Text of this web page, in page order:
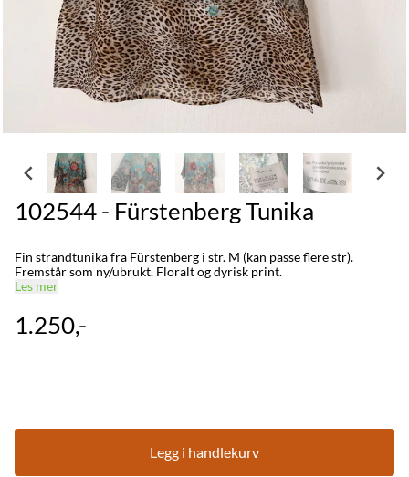
102544 - Fürstenberg Tunika
Fin strandtunika fra Fürstenberg i str. M (kan passe flere str).
Fremstår som ny/ubrukt. Floralt og dyrisk print.
Les mer
1.250,-
Legg i handlekurv